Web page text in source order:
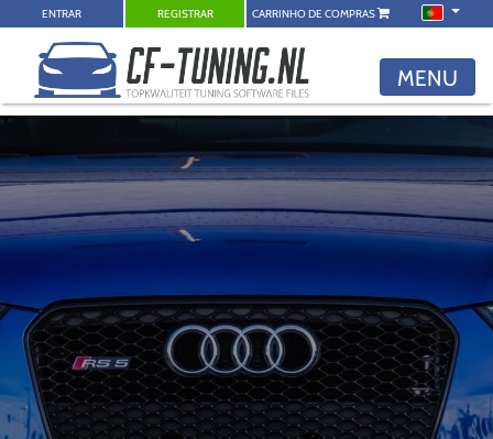
ENTRAR REGISTRAR CARRINHO DE COMPRAS
MENU